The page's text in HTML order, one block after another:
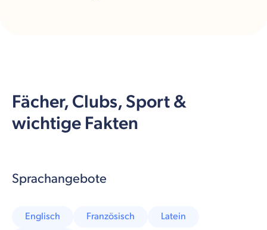
Fächer, Clubs, Sport &
wichtige Fakten
Sprachangebote
Englisch Französisch
Latein